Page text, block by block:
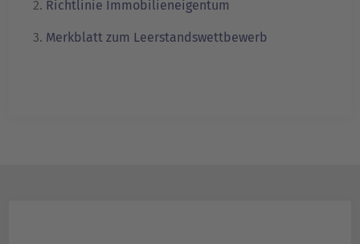
2. Richtlinie Immobilieneigentum
3. Merkblatt zum Leerstandswettbewerb